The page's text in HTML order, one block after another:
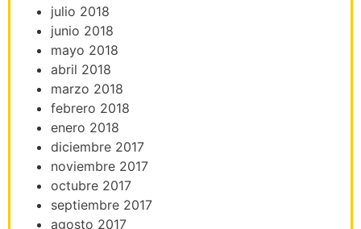
julio 2018
junio 2018
mayo 2018
abril 2018
marzo 2018
febrero 2018
enero 2018
diciembre 2017
noviembre 2017
octubre 2017
septiembre 2017
agosto 2017